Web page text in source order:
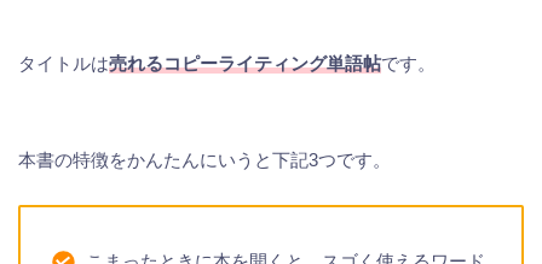
タイトルは売れるコピーライティング単語帖です。
本書の特徴をかんたんにいうと下記3つです。